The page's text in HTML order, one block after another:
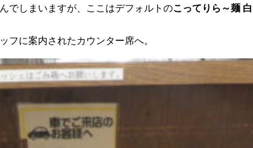
でしまいますが、ここはデフォルトのこってりら～麺 白
フに案内されたカウンター席へ。